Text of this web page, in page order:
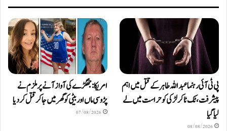
پی ٹی آئی رہنما عبداللہ طاہر کے قتل میں اہم
پیشرفت، ٹک ٹاکر لڑکی کو حراست میں لے
لیا گیا
08/08/2026
امریکا: جھگڑے کی آواز آنے پر ملزم نے
پڑوسی ماں اور بیٹی کو گھر میں جا کر قتل کر دیا
07/08/2026